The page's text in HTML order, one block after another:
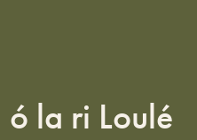
la ri Loulé